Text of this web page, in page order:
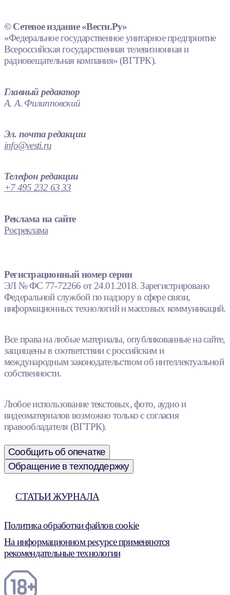
© Сетевое издание «Вести.Ру»
«Федеральное государственное унитарное предприятие
Всероссийская государственная телевизионная и
радиовещательная компания» (ВГТРК).
Главный редактор
А. А. Филипповский
Эл. почта редакции
info@vesti.ru
Телефон редакции
+7 495 232 63 33
Реклама на сайте
Росреклама
Регистрационный номер серии
ЭЛ № ФС 77-72266 от 24.01.2018. Зарегистрировано
Федеральной службой по надзору в сфере связи,
информационных технологий и массовых коммуникаций.
Все права на любые материалы, опубликованные на сайте,
защищены в соответствии с российским и
международным законодательством об интеллектуальной
собственности.
Любое использование текстовых, фото, аудио и
видеоматериалов возможно только с согласия
правообладателя (ВГТРК).
Сообщить об опечатке
Обращение в техподдержку
СТАТЬИ ЖУРНАЛА
Политика обработки файлов cookie
На информационном ресурсе применяются
рекомендательные технологии